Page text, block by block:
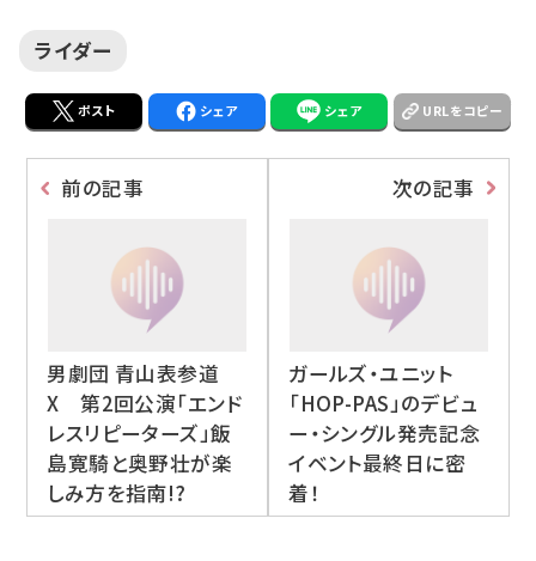
ライダー
ポスト シェア シェア URLをコピー
前の記事
男劇団 青山表参道
X 第2回公演「エンド
レスリピーターズ」飯
島寛騎と奥野壮が楽
しみ方を指南!?
次の記事
ガールズ・ユニット
「HOP-PAS」のデビュ
ー・シングル発売記念
イベント最終日に密
着！